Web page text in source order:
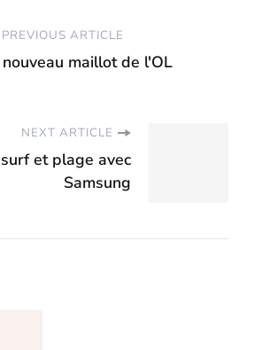
PREVIOUS ARTICLE
maillot de l'OL
NEXT ARTICLE
et plage avec
Samsung